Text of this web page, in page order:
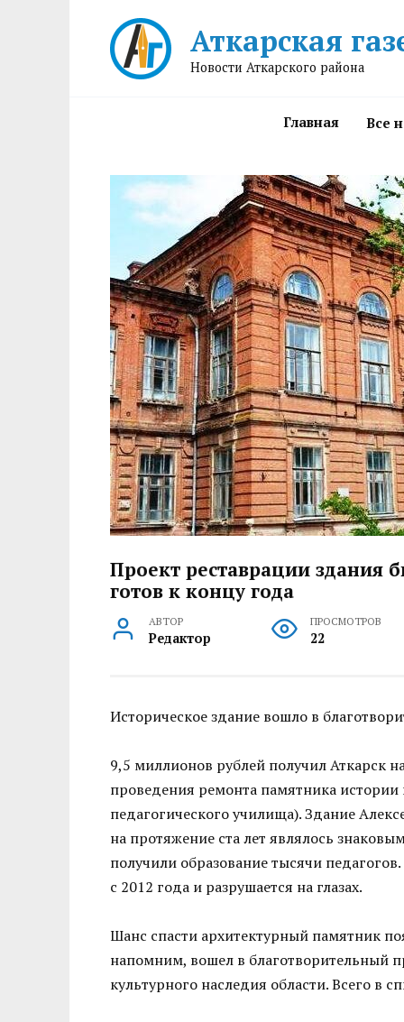
Аткарская
Новости Аткарского района
Главная Все
Проект реставрации здания
готов к концу года
АВТОР
Редактор
ПРОСМОТРОВ
22
Историческое здание вошло в
9,5 миллионов рублей получил Аткарск
проведения ремонта памятника
педагогического училища). Здание
на протяжение ста лет являлось
получили образование тысячи
с 2012 года и разрушается на глазах.
Шанс спасти архитектурный памятник
напомним, вошел в благотворительный
культурного наследия области. Всего в